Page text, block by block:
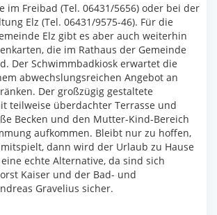
im Freibad (Tel. 06431/5656) oder bei der
Elz (Tel. 06431/9575-46). Für die
Elz gibt es aber auch weiterhin
die im Rathaus der Gemeinde
Der Schwimmbadkiosk erwartet die
abwechslungsreichen Angebot an
Der großzügig gestaltete
teilweise überdachter Terrasse und
Becken und den Mutter-Kind-Bereich
aufkommen. Bleibt nur zu hoffen,
dann wird der Urlaub zu Hause
echte Alternative, da sind sich
Kaiser und der Bad- und
Gravelius sicher.